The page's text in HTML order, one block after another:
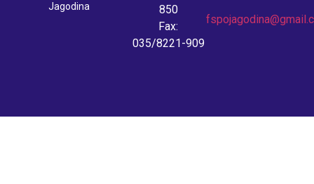
Jagodina
850
Fax:
035/8221-909